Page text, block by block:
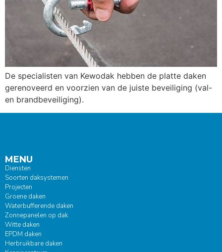
De specialisten van Kewodak hebben de platte daken
gerenoveerd en voorzien van de juiste beveiliging (val-
en brandbeveiliging).
MENU
Diensten
Soorten daksystemen
Projecten
Groene daken
Waterbufferende daken
Zonnepanelen op dak
Witte daken
EPDM daken
Herbruikbare daken